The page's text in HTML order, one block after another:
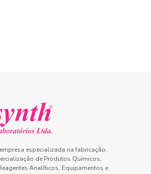
especializada na fabricação,
de Produtos Químicos,
Analíticos, Equipamentos e